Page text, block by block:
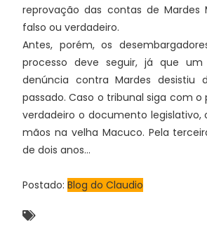
reprovação das contas de
falso ou verdadeiro.
Antes, porém, os
processo deve seguir, já que
denúncia contra Mardes desistiu
passado. Caso o tribunal siga com o
verdadeiro o documento legislativo,
mãos na velha Macuco. Pela
de dois anos…
Postado: Blog do Claudio